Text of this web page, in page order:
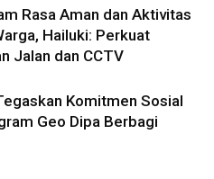
Rasa Aman dan Aktivitas
Hailuki: Perkuat
Jalan dan CCTV
Komitmen Sosial
Geo Dipa Berbagi